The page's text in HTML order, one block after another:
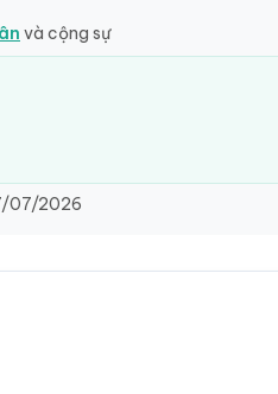
và cộng sự
07/2026